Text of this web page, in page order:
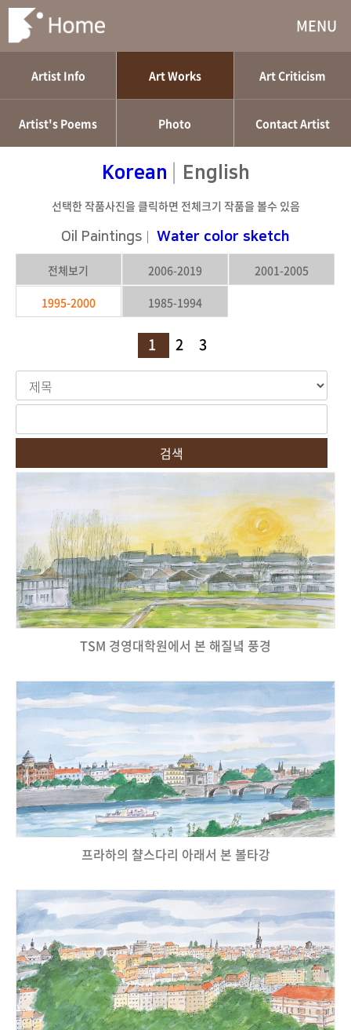
MENU
Artist Info Art Works Art Criticism
Artist's Poems Photo Contact Artist
Korean | English
선택한 작품사진을 클릭하면 전체크기 작품을 볼수 있음
Oil Paintings
Water color sketch
전체보기 2006-2019 2001-2005
1995-2000 1985-1994
1 2 3
검색
TSM 경영대학원에서 본 해질녘 풍경
프라하의 챨스다리 아래서 본 볼타강